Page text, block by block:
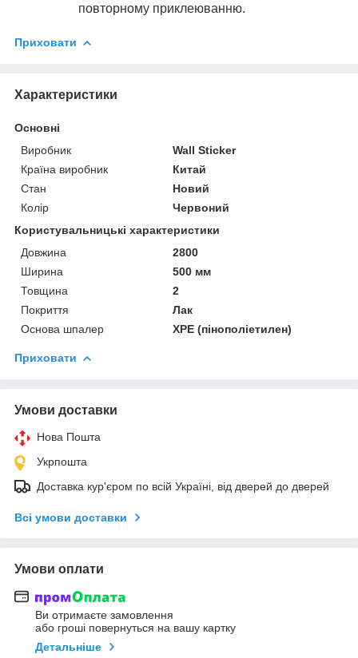
повторному приклеюванню.
Приховати
Характеристики
Основні
Виробник
Wall Sticker
Країна виробник
Китай
Стан
Новий
Колір
Червоний
Користувальницькі характеристики
Довжина
2800
Ширина
500 мм
Товщина
2
Покриття
Лак
Основа шпалер
XPE (пінополіетилен)
Приховати
Умови доставки
Нова Пошта
Укрпошта
Доставка кур'єром по всій Україні, від дверей до дверей
Всі умови доставки
Умови оплати
Ви отримаєте замовлення
або гроші повернуться на вашу картку
Детальніше